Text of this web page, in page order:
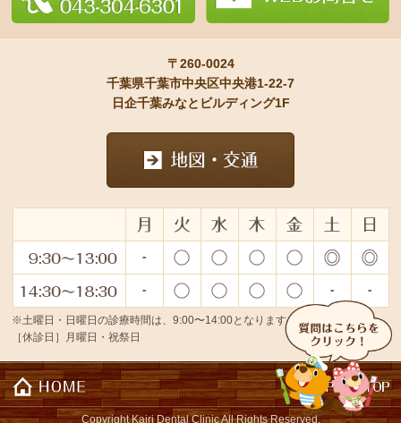
〒260-0024
千葉県千葉市中央区中央港1-22-7
日企千葉みなとビルディング1F
※土曜日・日曜日の診療時間は、9:00〜14:00となります。
［休診日］月曜日・祝祭日
Copyright Kairi Dental Clinic All Rights Reserved.